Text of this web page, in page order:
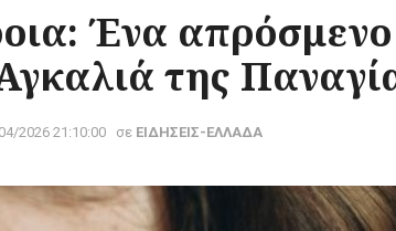
Ένα απρόσμενο
της
2026 21:10:00 σε ΕΙΔΗΣΕΙΣ-ΕΛΛΑΔΑ